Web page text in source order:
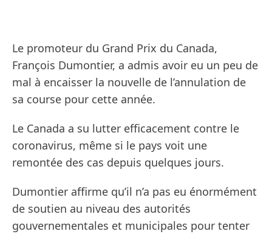
Le promoteur du Grand Prix du Canada,
François Dumontier, a admis avoir eu un peu de
mal à encaisser la nouvelle de l’annulation de
sa course pour cette année.
Le Canada a su lutter efficacement contre le
coronavirus, même si le pays voit une
remontée des cas depuis quelques jours.
Dumontier affirme qu’il n’a pas eu énormément
de soutien au niveau des autorités
gouvernementales et municipales pour tenter